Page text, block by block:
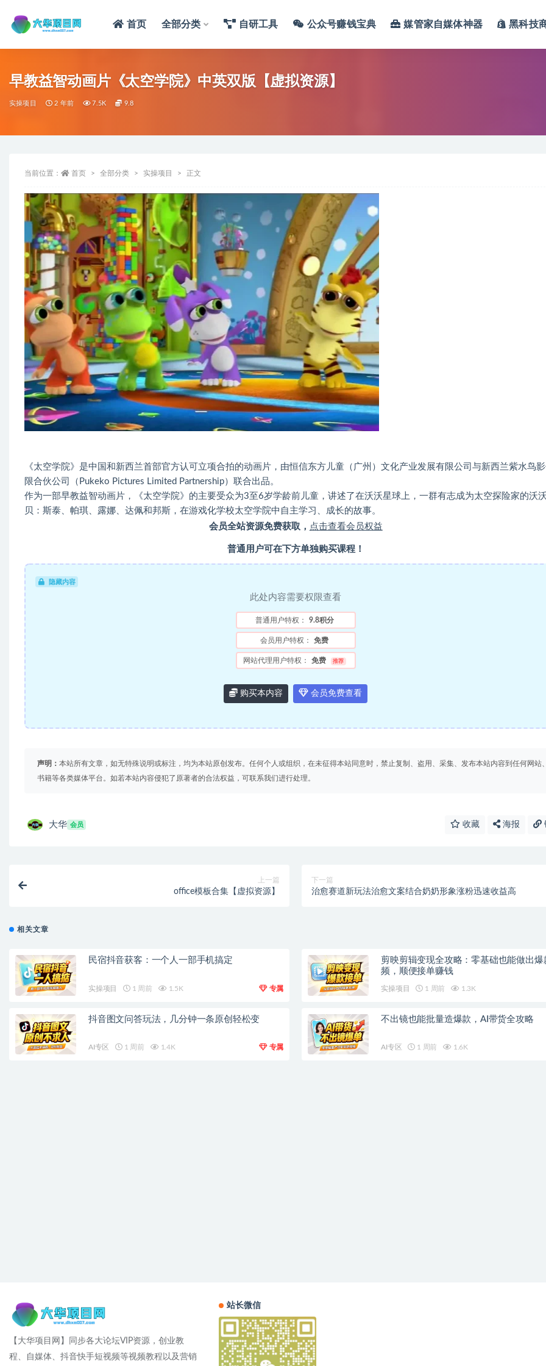
首页 全部分类 自研工具 公众号赚钱宝典 媒管家自媒体神器 黑科技
早教益智动画片《太空学院》中英双版【虚拟资源】
实操项目 2 年前 7.5K 9.8
当前位置： 首页 全部分类 实操项目 正文
《太空学院》是中国和新西兰首部官方认可立项合拍的动画片，由恒信东方儿童（广州）文化产业发展有限公司与新西兰紫水鸟
限合伙公司（Pukeko Pictures Limited Partnership）联合出品。
作为一部早教益智动画片，《太空学院》的主要受众为3至6岁学龄前儿童，讲述了在沃沃星球上，一群有志成为太空探险家的沃
贝：斯泰、帕琪、露娜、达佩和邦斯，在游戏化学校太空学院中自主学习、成长的故事。
会员全站资源免费获取， 点击查看会员权益
普通用户可在下方单独购买课程！
隐藏内容
此处内容需要权限查看
普通用户特权： 9.8积分
会员用户特权： 免费
网站代理用户特权： 免费 推荐
购买本内容 会员免费查看
声明： 本站所有文章，如无特殊说明或标注，均为本站原创发布。任何个人或组织，在未征得本站同意时，禁止复制、盗用、采集、发布本站内容到任何网站
书籍等各类媒体平台。如若本站内容侵犯了原著者的合法权益，可联系我们进行处理。
大华 会员 收藏 海报
上一篇
office模板合集【虚拟资源】
下一篇
治愈赛道新玩法治愈文案结合奶奶形象涨粉迅速收益高
相关文章
民宿抖音获客：一个人一部手机搞定
实操项目 1 周前 1.5K 专属
剪映剪辑变现全攻略：零基础也能做出爆
频，顺便接单赚钱
实操项目 1 周前 1.3K
抖音图文问答玩法，几分钟一条原创轻松变
AI专区 1 周前 1.4K 专属
不出镜也能批量造爆款，AI带货全攻略
AI专区 1 周前 1.6K
【大华项目网】同步各大论坛VIP资源，创业教
程、自媒体、抖音快手短视频等视频教程以及营销
站长微信